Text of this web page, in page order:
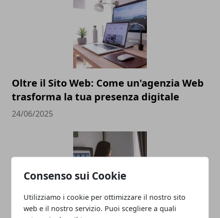
Consenso sui Cookie
Utilizziamo i cookie per ottimizzare il nostro sito
web e il nostro servizio. Puoi scegliere a quali
Oltre il Sito Web: Come un'agenzia Web
trasforma la tua presenza digitale
24/06/2025